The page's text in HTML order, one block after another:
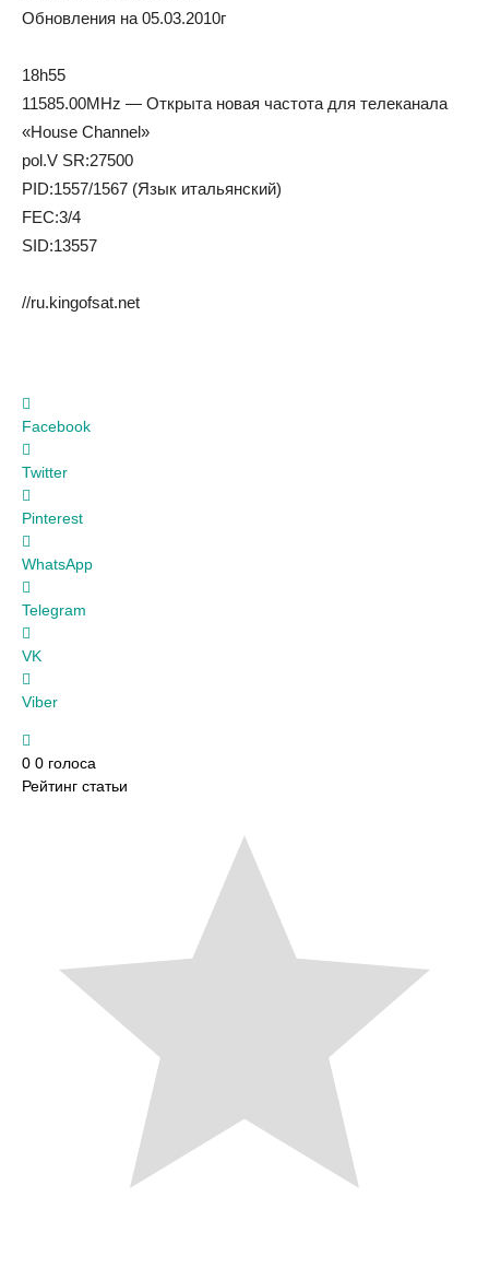
Обновления на 05.03.2010г
18h55
11585.00MHz — Открыта новая частота для телеканала
«House Channel»
pol.V SR:27500
PID:1557/1567 (Язык итальянский)
FEC:3/4
SID:13557
//ru.kingofsat.net
Facebook
Twitter
Pinterest
WhatsApp
Telegram
VK
Viber
0 0 голоса
Рейтинг статьи